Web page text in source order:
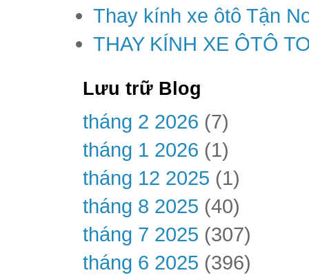
Thay kính xe ôtô Tận
THAY KÍNH XE ÔTÔ
Lưu trữ Blog
tháng 2 2026 (7)
tháng 1 2026 (1)
tháng 12 2025 (1)
tháng 8 2025 (40)
tháng 7 2025 (307)
tháng 6 2025 (396)